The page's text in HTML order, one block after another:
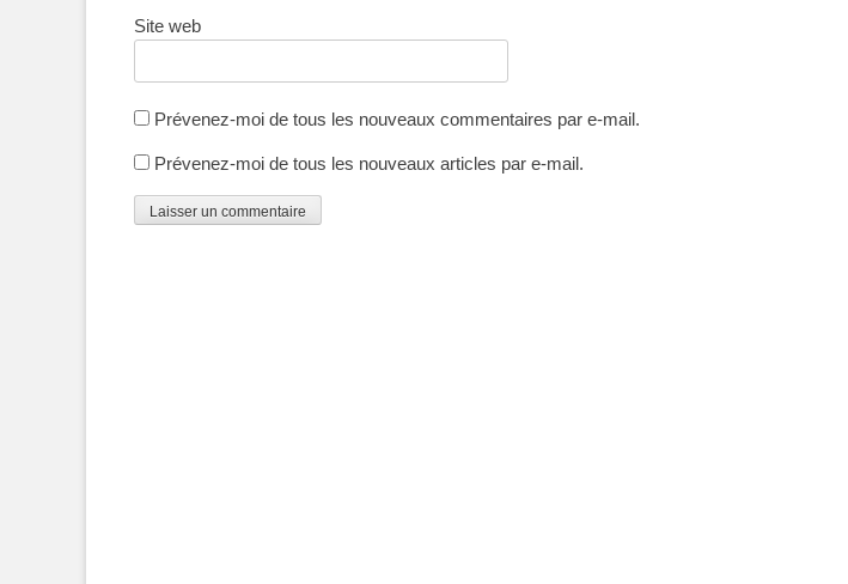
Site web
Prévenez-moi de tous les nouveaux commentaires par e-mail.
Prévenez-moi de tous les nouveaux articles par e-mail.